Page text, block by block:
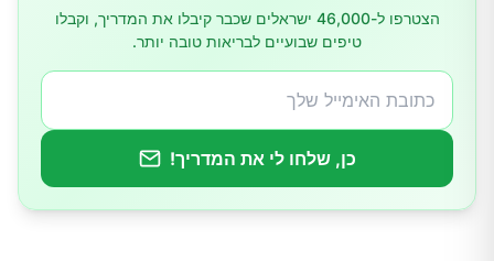
לחם מדגנים מלאים וזרעים
לחם ללא גלוטן
מדוע חשובה התאמת הלחם לצרכים האישיים
הצטרפו ל-46,000 ישראלים שכבר קיבלו את המדריך, וקבלו
טיפים שבועיים לבריאות טובה יותר.
כן, שלחו לי את המדריך!